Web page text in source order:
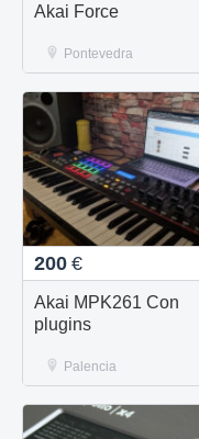
Akai Force
Pontevedra
200 €
Akai MPK261 Con
plugins
Palencia